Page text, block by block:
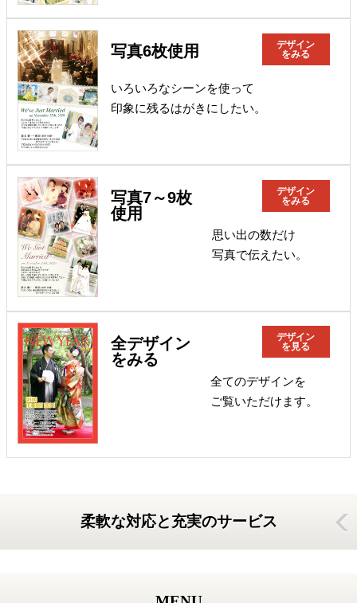
写真6枚使用
デザイン
をみる
いろいろなシーンを使って
印象に残るはがきにしたい。
写真7～9枚
使用
デザイン
をみる
思い出の数だけ
写真で伝えたい。
全デザイン
をみる
デザイン
を見る
全てのデザインを
ご覧いただけます。
柔軟な対応と充実のサービス